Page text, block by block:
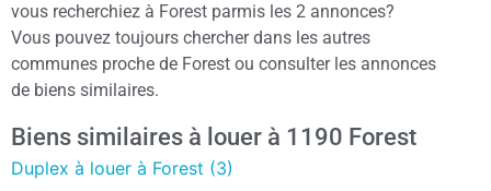
vous recherchiez à Forest parmis les 2 annonces?
Vous pouvez toujours chercher dans les autres
communes proche de Forest ou consulter les annonces
de biens similaires.
Biens similaires à louer à 1190 Forest
Duplex à louer à Forest (3)